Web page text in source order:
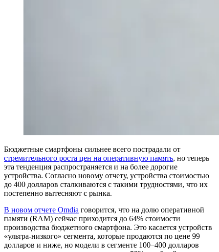
Бюджетные смартфоны сильнее всего пострадали от
стремительного роста цен на оперативную память, но теперь
эта тенденция распространяется и на более дорогие
устройства. Согласно новому отчету, устройства стоимостью
до 400 долларов сталкиваются с такими трудностями, что их
постепенно вытесняют с рынка.
В новом отчете Omdia говорится, что на долю оперативной
памяти (RAM) сейчас приходится до 64% стоимости
производства бюджетного смартфона. Это касается устройств
«ультра-низкого» сегмента, которые продаются по цене 99
долларов и ниже, но модели в сегменте 100–400 долларов